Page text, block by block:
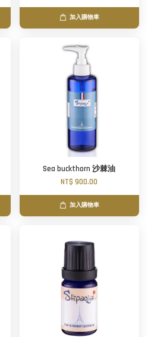
加入購物車
Sea buckthorn 沙棘油
NT$ 900.00
加入購物車